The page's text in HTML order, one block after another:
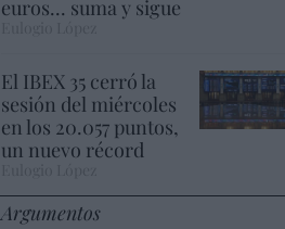
euros... suma y sigue
El IBEX 35 cerró la
sesión del miércoles
en los 20.057 puntos,
un nuevo récord
Argumentos